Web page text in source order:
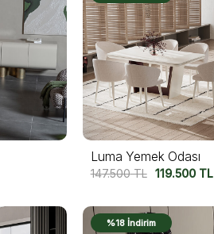
Luma Yemek Odası
147.500TL 119.500TL
%18 İndirim